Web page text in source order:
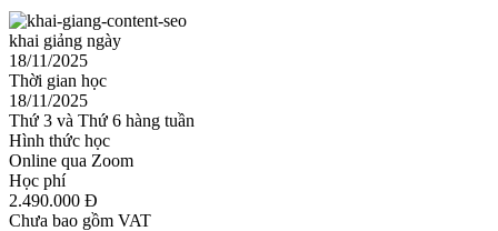
khai giảng ngày
18/11/2025
Thời gian học
18/11/2025
Thứ 3 và Thứ 6 hàng tuần
Hình thức học
Online qua Zoom
Học phí
2.490.000 Đ
Chưa bao gồm VAT